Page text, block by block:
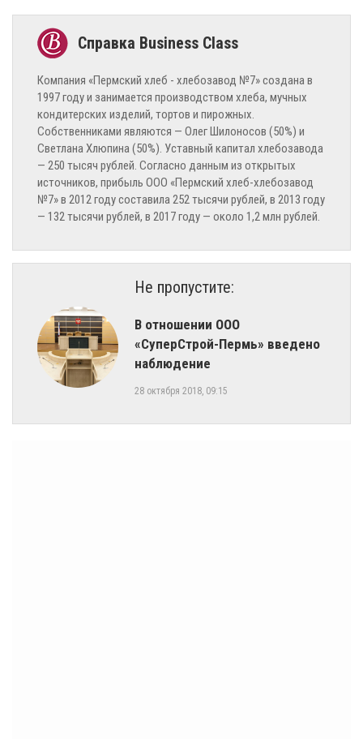
Компания «Пермский хлеб - хлебозавод №7» создана в
1997 году и занимается производством хлеба, мучных
кондитерских изделий, тортов и пирожных.
Собственниками являются — Олег Шилоносов (50%) и
Светлана Хлюпина (50%). Уставный капитал хлебозавода
— 250 тысяч рублей. Согласно данным из открытых
источников, прибыль ООО «Пермский хлеб-хлебозавод
№7» в 2012 году составила 252 тысячи рублей, в 2013 году
— 132 тысячи рублей, в 2017 году — около 1,2 млн рублей.
Не пропустите:
В отношении ООО
«СуперСтрой-Пермь» введено
наблюдение
28 октября 2018, 09:15